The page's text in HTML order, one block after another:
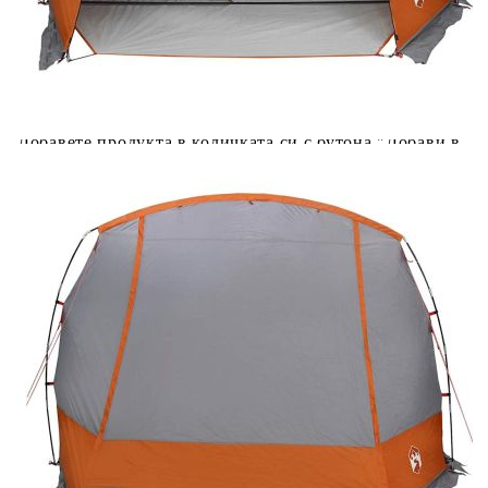
Предоставената таблица е с информационна цел.
Добавете продукта в количката си с бутона "Добави в
количката" и при поръчка ще можете да изберете броя
вноски на кредита.
Добавете продукта в количката си с бутона "Добави в
Когато плащате с NewPay, всъщност NewPay плаща
поръчката Ви вместо Вас. Вие я получавате и
разполагате с три начина да я платите към тях:
Отложено до 30 дни от момента на изпращане на
поръчката без оскъпяване. За покупки на стойност до
400 лв. / €204,52
Плащане на 4 вноски. Заплащате 20% от стойността на
поръчката си на момента с карта. Останалата сума се
разделя на 3 равни месечни вноски без оскъпяване. За
покупки на стойност до 1000 лв. / €511.31
Плащане на 6 вноски. Стойността на поръчката се
разпределя в 6 равни месечни вноски с оскъпяване. За
покупки на стойност до 2000 лв. / €1022.61